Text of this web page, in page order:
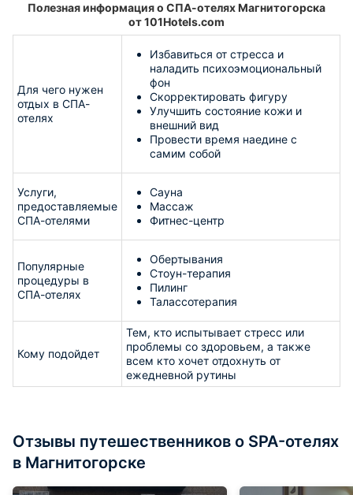
Полезная информация о СПА-отелях Магнитогорска
от 101Hotels.com
Для чего нужен
отдых в СПА-
отелях
Избавиться от стресса и
наладить психоэмоциональный
фон
Скорректировать фигуру
Улучшить состояние кожи и
внешний вид
Провести время наедине с
самим собой
Услуги,
предоставляемые
СПА-отелями
Сауна
Массаж
Фитнес-центр
Популярные
процедуры в
СПА-отелях
Обертывания
Стоун-терапия
Пилинг
Талассотерапия
Кому подойдет
Тем, кто испытывает стресс или
проблемы со здоровьем, а также
всем кто хочет отдохнуть от
ежедневной рутины
Отзывы путешественников о SPA-отелях
в Магнитогорске